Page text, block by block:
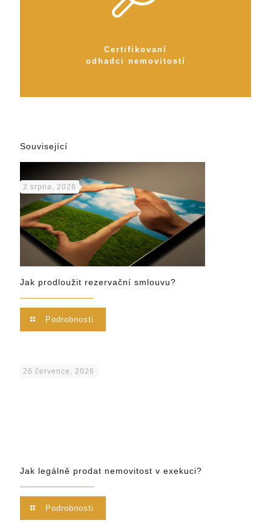
Certifikovaní
odhadci nemovitostí
Související
2 srpna, 2026
Jak prodloužit rezervační smlouvu?
Podrobnosti
26 července, 2026
Jak legálně prodat nemovitost v exekuci?
Podrobnosti